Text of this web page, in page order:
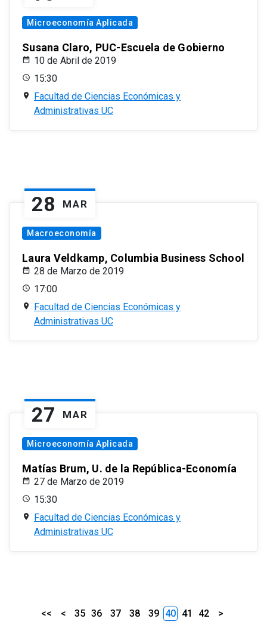
Microeconomía Aplicada
Susana Claro, PUC-Escuela de Gobierno
10 de Abril de 2019
15:30
Facultad de Ciencias Económicas y
Administrativas UC
28 MAR
Macroeconomía
Laura Veldkamp, Columbia Business School
28 de Marzo de 2019
17:00
Facultad de Ciencias Económicas y
Administrativas UC
27 MAR
Microeconomía Aplicada
Matías Brum, U. de la República-Economía
27 de Marzo de 2019
15:30
Facultad de Ciencias Económicas y
Administrativas UC
<< < 35 36 37 38 39 40 41 42 >